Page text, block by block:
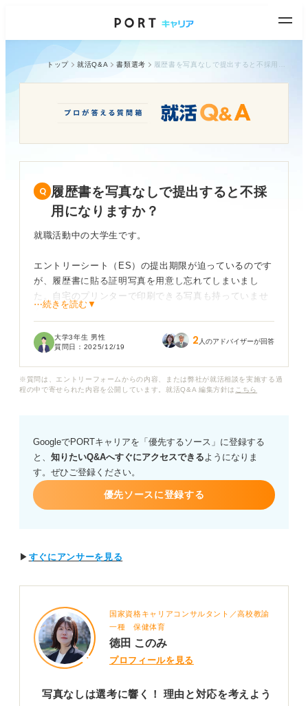
トップ 就活Q&A 書類選考
履歴書を写真なしで提出すると不採
用になりますか？
就職活動中の大学生です。
エントリーシート（ES）の提出期限が迫っているのです
が、履歴書に貼る証明写真を用意し忘れてしまいまし
た。自宅のプリンターで印刷できる写真も持っていませ
ん。
企業に問い合わせる時間もないので、とりあえず写真な
ただ、写真なしで提出することで選考にどの程度の影響
提出期限に間に合わせることを優先すべきか、それとも
多少遅れてでも証明写真を準備して完璧な状態で提出す
べきか迷っています。
もし写真なしで提出するなら何か気を付けるべき点な
⋯続きを読む▼
大学3年生 男性
質問日： 2025/12/19 2 人のアドバイザーが回答
※質問は、エントリーフォームからの内容、または弊社が就活相談を実施する過
程の中で寄せられた内容を公開しています。就活Q&A 編集方針は こちら
GoogleでPORTキャリアを「優先するソース」に登録する
と、 知りたいQ&Aへすぐにアクセスできるようになりま
す。ぜひご登録ください。
優先ソースに登録する
▶ すぐにアンサーを見る
国家資格キャリアコンサルタント／高校教諭
一種 保健体育
徳田 このみ
プロフィールを見る
写真なしは選考に響く！ 理由と対応を考えよう